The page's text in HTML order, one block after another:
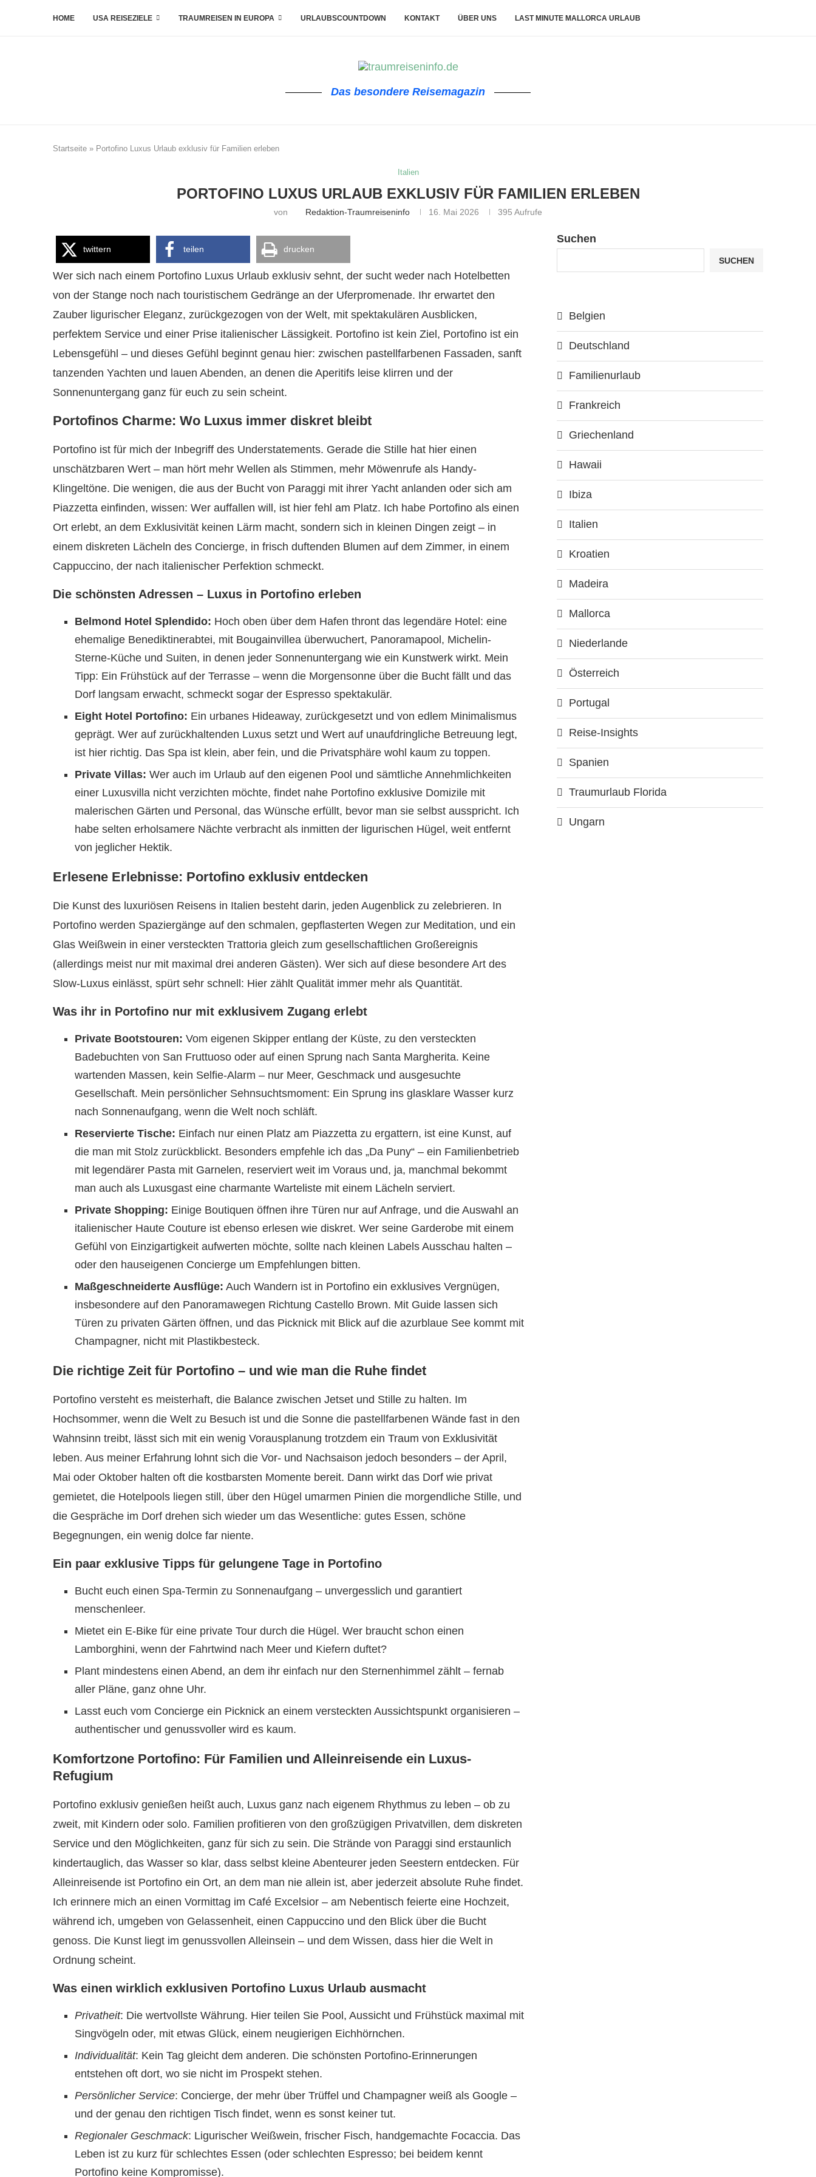
HOME USA REISEZIELE TRAUMREISEN IN EUROPA URLAUBSCOUNTDOWN KONTAKT ÜBER UNS LAST MINUTE MALLORCA URLAUB
Das besondere Reisemagazin
Startseite » Portofino Luxus Urlaub exklusiv für Familien erleben
Italien
PORTOFINO LUXUS URLAUB EXKLUSIV FÜR FAMILIEN ERLEBEN
von Redaktion-Traumreiseninfo 16. Mai 2026 395 Aufrufe
twittern teilen drucken
Wer sich nach einem Portofino Luxus Urlaub exklusiv sehnt, der sucht weder nach Hotelbetten
von der Stange noch nach touristischem Gedränge an der Uferpromenade. Ihr erwartet den
Zauber ligurischer Eleganz, zurückgezogen von der Welt, mit spektakulären Ausblicken,
perfektem Service und einer Prise italienischer Lässigkeit. Portofino ist kein Ziel, Portofino ist ein
Lebensgefühl – und dieses Gefühl beginnt genau hier: zwischen pastellfarbenen Fassaden, sanft
tanzenden Yachten und lauen Abenden, an denen die Aperitifs leise klirren und der
Sonnenuntergang ganz für euch zu sein scheint.
Portofinos Charme: Wo Luxus immer diskret bleibt
Portofino ist für mich der Inbegriff des Understatements. Gerade die Stille hat hier einen
unschätzbaren Wert – man hört mehr Wellen als Stimmen, mehr Möwenrufe als Handy-
Klingeltöne. Die wenigen, die aus der Bucht von Paraggi mit ihrer Yacht anlanden oder sich am
Piazzetta einfinden, wissen: Wer auffallen will, ist hier fehl am Platz. Ich habe Portofino als einen
Ort erlebt, an dem Exklusivität keinen Lärm macht, sondern sich in kleinen Dingen zeigt – in
einem diskreten Lächeln des Concierge, in frisch duftenden Blumen auf dem Zimmer, in einem
Cappuccino, der nach italienischer Perfektion schmeckt.
Die schönsten Adressen – Luxus in Portofino erleben
Belmond Hotel Splendido: Hoch oben über dem Hafen thront das legendäre Hotel: eine
ehemalige Benediktinerabtei, mit Bougainvillea überwuchert, Panoramapool, Michelin-
Sterne-Küche und Suiten, in denen jeder Sonnenuntergang wie ein Kunstwerk wirkt. Mein
Tipp: Ein Frühstück auf der Terrasse – wenn die Morgensonne über die Bucht fällt und das
Dorf langsam erwacht, schmeckt sogar der Espresso spektakulär.
Eight Hotel Portofino: Ein urbanes Hideaway, zurückgesetzt und von edlem Minimalismus
geprägt. Wer auf zurückhaltenden Luxus setzt und Wert auf unaufdringliche Betreuung legt,
ist hier richtig. Das Spa ist klein, aber fein, und die Privatsphäre wohl kaum zu toppen.
Private Villas: Wer auch im Urlaub auf den eigenen Pool und sämtliche Annehmlichkeiten
einer Luxusvilla nicht verzichten möchte, findet nahe Portofino exklusive Domizile mit
malerischen Gärten und Personal, das Wünsche erfüllt, bevor man sie selbst ausspricht. Ich
habe selten erholsamere Nächte verbracht als inmitten der ligurischen Hügel, weit entfernt
von jeglicher Hektik.
Erlesene Erlebnisse: Portofino exklusiv entdecken
Die Kunst des luxuriösen Reisens in Italien besteht darin, jeden Augenblick zu zelebrieren. In
Portofino werden Spaziergänge auf den schmalen, gepflasterten Wegen zur Meditation, und ein
Glas Weißwein in einer versteckten Trattoria gleich zum gesellschaftlichen Großereignis
(allerdings meist nur mit maximal drei anderen Gästen). Wer sich auf diese besondere Art des
Slow-Luxus einlässt, spürt sehr schnell: Hier zählt Qualität immer mehr als Quantität.
Was ihr in Portofino nur mit exklusivem Zugang erlebt
Private Bootstouren: Vom eigenen Skipper entlang der Küste, zu den versteckten
Badebuchten von San Fruttuoso oder auf einen Sprung nach Santa Margherita. Keine
wartenden Massen, kein Selfie-Alarm – nur Meer, Geschmack und ausgesuchte
Gesellschaft. Mein persönlicher Sehnsuchtsmoment: Ein Sprung ins glasklare Wasser kurz
nach Sonnenaufgang, wenn die Welt noch schläft.
Reservierte Tische: Einfach nur einen Platz am Piazzetta zu ergattern, ist eine Kunst, auf
die man mit Stolz zurückblickt. Besonders empfehle ich das „Da Puny“ – ein Familienbetrieb
mit legendärer Pasta mit Garnelen, reserviert weit im Voraus und, ja, manchmal bekommt
man auch als Luxusgast eine charmante Warteliste mit einem Lächeln serviert.
Private Shopping: Einige Boutiquen öffnen ihre Türen nur auf Anfrage, und die Auswahl an
italienischer Haute Couture ist ebenso erlesen wie diskret. Wer seine Garderobe mit einem
Gefühl von Einzigartigkeit aufwerten möchte, sollte nach kleinen Labels Ausschau halten –
oder den hauseigenen Concierge um Empfehlungen bitten.
Maßgeschneiderte Ausflüge: Auch Wandern ist in Portofino ein exklusives Vergnügen,
insbesondere auf den Panoramawegen Richtung Castello Brown. Mit Guide lassen sich
Türen zu privaten Gärten öffnen, und das Picknick mit Blick auf die azurblaue See kommt mit
Champagner, nicht mit Plastikbesteck.
Die richtige Zeit für Portofino – und wie man die Ruhe findet
Portofino versteht es meisterhaft, die Balance zwischen Jetset und Stille zu halten. Im
Hochsommer, wenn die Welt zu Besuch ist und die Sonne die pastellfarbenen Wände fast in den
Wahnsinn treibt, lässt sich mit ein wenig Vorausplanung trotzdem ein Traum von Exklusivität
leben. Aus meiner Erfahrung lohnt sich die Vor- und Nachsaison jedoch besonders – der April,
Mai oder Oktober halten oft die kostbarsten Momente bereit. Dann wirkt das Dorf wie privat
gemietet, die Hotelpools liegen still, über den Hügel umarmen Pinien die morgendliche Stille, und
die Gespräche im Dorf drehen sich wieder um das Wesentliche: gutes Essen, schöne
Begegnungen, ein wenig dolce far niente.
Ein paar exklusive Tipps für gelungene Tage in Portofino
Bucht euch einen Spa-Termin zu Sonnenaufgang – unvergesslich und garantiert
menschenleer.
Mietet ein E-Bike für eine private Tour durch die Hügel. Wer braucht schon einen
Lamborghini, wenn der Fahrtwind nach Meer und Kiefern duftet?
Plant mindestens einen Abend, an dem ihr einfach nur den Sternenhimmel zählt – fernab
aller Pläne, ganz ohne Uhr.
Lasst euch vom Concierge ein Picknick an einem versteckten Aussichtspunkt organisieren –
authentischer und genussvoller wird es kaum.
Komfortzone Portofino: Für Familien und Alleinreisende ein Luxus-
Refugium
Portofino exklusiv genießen heißt auch, Luxus ganz nach eigenem Rhythmus zu leben – ob zu
zweit, mit Kindern oder solo. Familien profitieren von den großzügigen Privatvillen, dem diskreten
Service und den Möglichkeiten, ganz für sich zu sein. Die Strände von Paraggi sind erstaunlich
kindertauglich, das Wasser so klar, dass selbst kleine Abenteurer jeden Seestern entdecken. Für
Alleinreisende ist Portofino ein Ort, an dem man nie allein ist, aber jederzeit absolute Ruhe findet.
Ich erinnere mich an einen Vormittag im Café Excelsior – am Nebentisch feierte eine Hochzeit,
während ich, umgeben von Gelassenheit, einen Cappuccino und den Blick über die Bucht
genoss. Die Kunst liegt im genussvollen Alleinsein – und dem Wissen, dass hier die Welt in
Ordnung scheint.
Was einen wirklich exklusiven Portofino Luxus Urlaub ausmacht
Privatheit: Die wertvollste Währung. Hier teilen Sie Pool, Aussicht und Frühstück maximal mit
Singvögeln oder, mit etwas Glück, einem neugierigen Eichhörnchen.
Individualität: Kein Tag gleicht dem anderen. Die schönsten Portofino-Erinnerungen
entstehen oft dort, wo sie nicht im Prospekt stehen.
Persönlicher Service: Concierge, der mehr über Trüffel und Champagner weiß als Google –
und der genau den richtigen Tisch findet, wenn es sonst keiner tut.
Regionaler Geschmack: Ligurischer Weißwein, frischer Fisch, handgemachte Focaccia. Das
Leben ist zu kurz für schlechtes Essen (oder schlechten Espresso; bei beidem kennt
Portofino keine Kompromisse).
Suchen
SUCHEN
Belgien
Deutschland
Familienurlaub
Frankreich
Griechenland
Hawaii
Ibiza
Italien
Kroatien
Madeira
Mallorca
Niederlande
Österreich
Portugal
Reise-Insights
Spanien
Traumurlaub Florida
Ungarn